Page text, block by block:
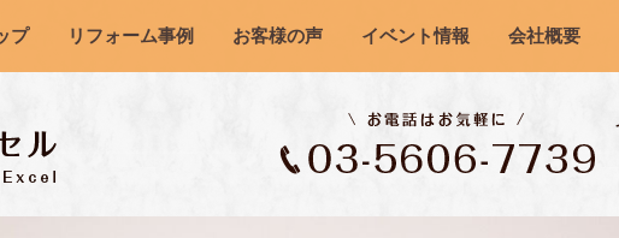
プ リフォーム事例 お客様の声 イベント情報 会社概要